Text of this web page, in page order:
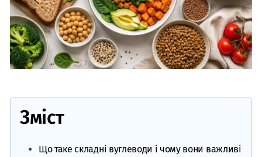
Зміст
Що таке складні вуглеводи і чому вони важливі